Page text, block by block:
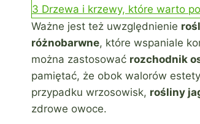
3 Drzewa i krzewy, które warto
Ważne jest też uwzględnienie
różnobarwne, które wspaniale
można zastosować rozchodnik
pamiętać, że obok walorów
przypadku wrzosowisk, rośliny
zdrowe owoce.